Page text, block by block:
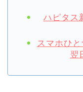
ハピタス
スマホひ
翌